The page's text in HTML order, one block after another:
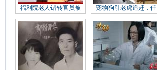
福利院老人错转官员被 宠物狗引老虎追赶，任